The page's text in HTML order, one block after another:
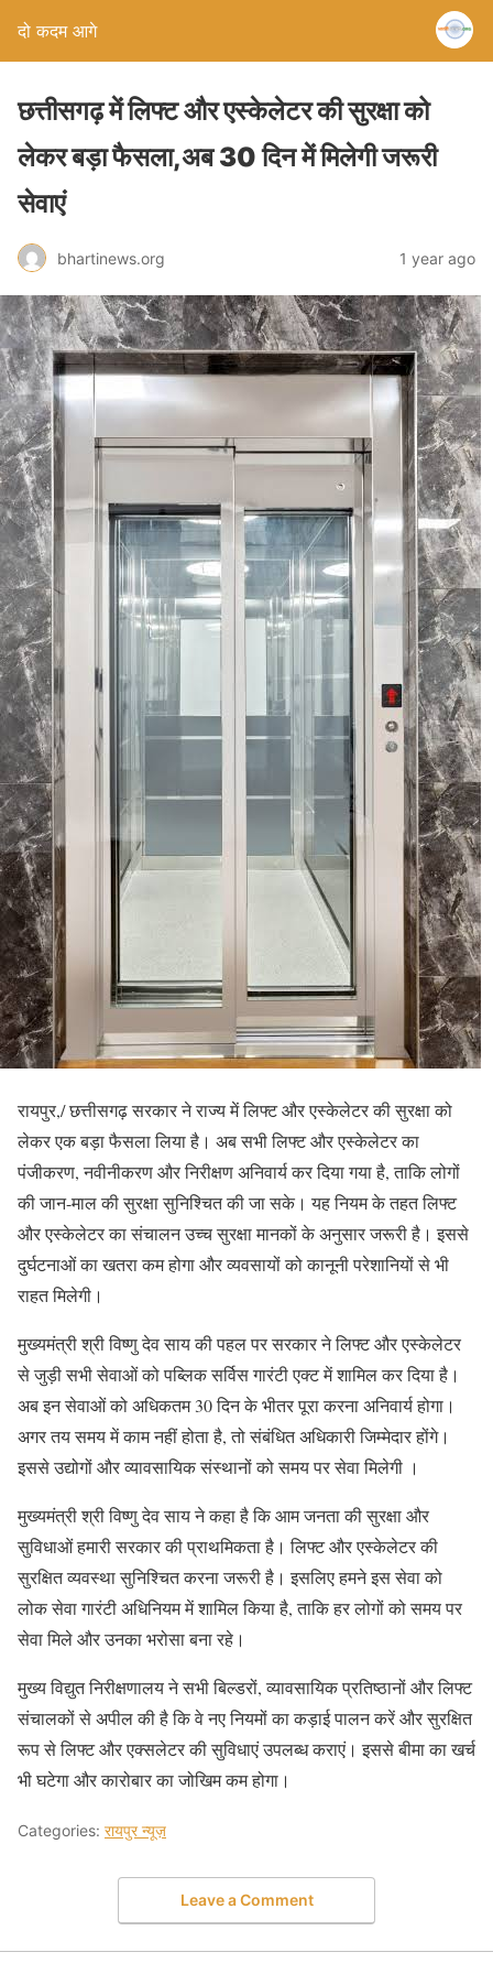
दो कदम आगे
छत्तीसगढ़ में लिफ्ट और एस्केलेटर की सुरक्षा को
लेकर बड़ा फैसला,अब 30 दिन में मिलेगी जरूरी
सेवाएं
bhartinews.org 1 year ago
रायपुर,/ छत्तीसगढ़ सरकार ने राज्य में लिफ्ट और एस्केलेटर की सुरक्षा को
लेकर एक बड़ा फैसला लिया है। अब सभी लिफ्ट और एस्केलेटर का
पंजीकरण, नवीनीकरण और निरीक्षण अनिवार्य कर दिया गया है, ताकि लोगों
की जान-माल की सुरक्षा सुनिश्चित की जा सके। यह नियम के तहत लिफ्ट
और एस्केलेटर का संचालन उच्च सुरक्षा मानकों के अनुसार जरूरी है। इससे
दुर्घटनाओं का खतरा कम होगा और व्यवसायों को कानूनी परेशानियों से भी
राहत मिलेगी।
मुख्यमंत्री श्री विष्णु देव साय की पहल पर सरकार ने लिफ्ट और एस्केलेटर
से जुड़ी सभी सेवाओं को पब्लिक सर्विस गारंटी एक्ट में शामिल कर दिया है।
अब इन सेवाओं को अधिकतम 30 दिन के भीतर पूरा करना अनिवार्य होगा।
अगर तय समय में काम नहीं होता है, तो संबंधित अधिकारी जिम्मेदार होंगे।
इससे उद्योगों और व्यावसायिक संस्थानों को समय पर सेवा मिलेगी ।
मुख्यमंत्री श्री विष्णु देव साय ने कहा है कि आम जनता की सुरक्षा और
सुविधाओं हमारी सरकार की प्राथमिकता है। लिफ्ट और एस्केलेटर की
सुरक्षित व्यवस्था सुनिश्चित करना जरूरी है। इसलिए हमने इस सेवा को
लोक सेवा गारंटी अधिनियम में शामिल किया है, ताकि हर लोगों को समय पर
सेवा मिले और उनका भरोसा बना रहे।
मुख्य विद्युत निरीक्षणालय ने सभी बिल्डरों, व्यावसायिक प्रतिष्ठानों और लिफ्ट
संचालकों से अपील की है कि वे नए नियमों का कड़ाई पालन करें और सुरक्षित
रूप से लिफ्ट और एक्सलेटर की सुविधाएं उपलब्ध कराएं। इससे बीमा का खर्च
भी घटेगा और कारोबार का जोखिम कम होगा।
Categories: रायपुर न्यूज़
Leave a Comment